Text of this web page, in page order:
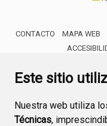
Este sitio
Nuestra web utiliza
Técnicas,
CONTACTO MAPA WEB